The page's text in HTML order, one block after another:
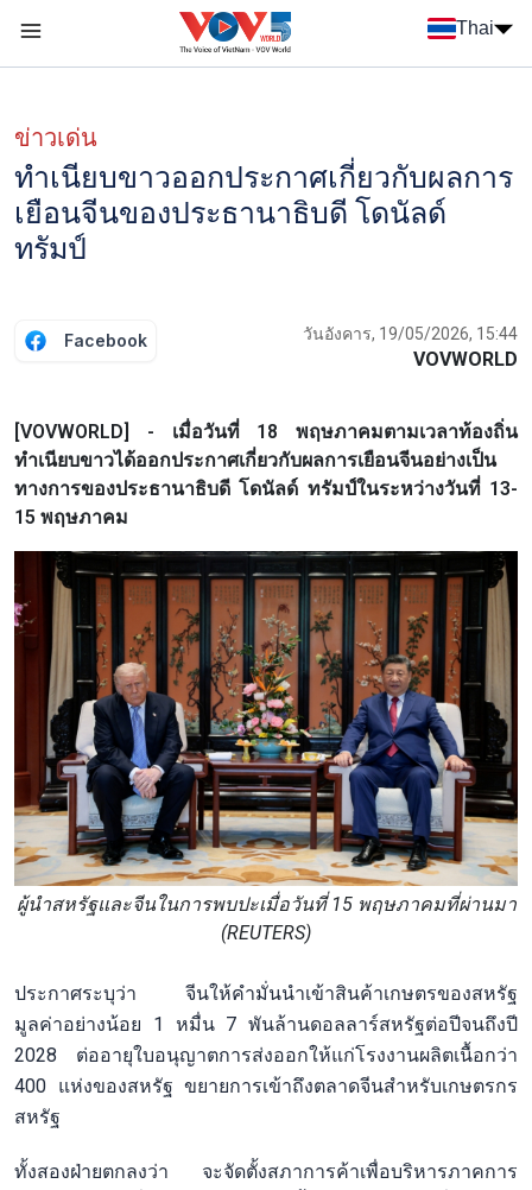
Thai
ข่าวเด่น
ทำเนียบขาวออกประกาศเกี่ยวกับผลการ
เยือนจีนของประธานาธิบดี โดนัลด์
ทรัมป์
Facebook วันอังคาร, 19/05/2026, 15:44
VOVWORLD
[VOVWORLD] - เมื่อวันที่ 18 พฤษภาคมตามเวลาท้องถิ่น
ทำเนียบขาวได้ออกประกาศเกี่ยวกับผลการเยือนจีนอย่างเป็น
ทางการของประธานาธิบดี โดนัลด์ ทรัมป์ในระหว่างวันที่ 13-
15 พฤษภาคม
ผู้นำสหรัฐและจีนในการพบปะเมื่อวันที่ 15 พฤษภาคมที่ผ่านมา
(REUTERS)
ประกาศระบุว่า จีนให้คำมั่นนำเข้าสินค้าเกษตรของสหรัฐ
มูลค่าอย่างน้อย 1 หมื่น 7 พันล้านดอลลาร์สหรัฐต่อปีจนถึงปี
2028 ต่ออายุใบอนุญาตการส่งออกให้แก่โรงงานผลิตเนื้อกว่า
400 แห่งของสหรัฐ ขยายการเข้าถึงตลาดจีนสำหรับเกษตรกร
สหรัฐ
ทั้งสองฝ่ายตกลงว่า จะจัดตั้งสภาการค้าเพื่อบริหารภาคการ